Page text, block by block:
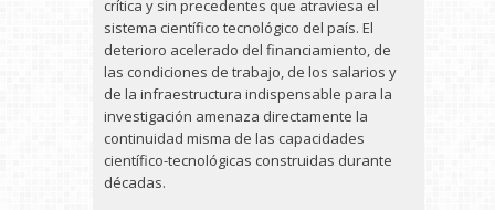
crítica y sin precedentes que atraviesa el
sistema científico tecnológico del país. El
deterioro acelerado del financiamiento, de
las condiciones de trabajo, de los salarios y
de la infraestructura indispensable para la
investigación amenaza directamente la
continuidad misma de las capacidades
científico-tecnológicas construidas durante
décadas.